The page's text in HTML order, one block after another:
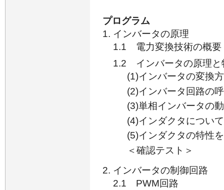
プログラム
インバータの原理
1.1 電力変換技術の概要
1.2 インバータの原理と
(1)インバータの変換
(2)インバータ回路の
(3)単相インバータの
(4)インダクタについて
(5)インダクタの特性
＜確認テスト＞
インバータの制御回路
2.1 PWM回路